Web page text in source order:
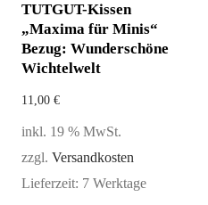
TUTGUT-Kissen
„Maxima für Minis“
Bezug: Wunderschöne
Wichtelwelt
11,00 €
inkl. 19 % MwSt.
zzgl. Versandkosten
Lieferzeit: 7 Werktage